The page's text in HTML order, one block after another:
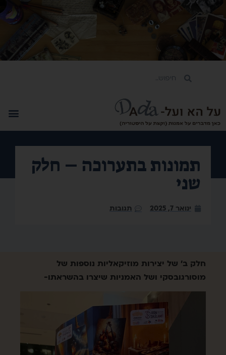
תמונות בתערוכה – חלק
שני
ינואר 7, 2025 תגובות
חלק ב' של יצירות מוזיקאליות נוספות של
מוסורגובסקי ושל האמניות שיצרו בהשראתו-